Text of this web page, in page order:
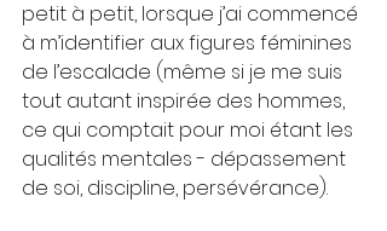
petit à petit, lorsque j’ai commencé
à m’identifier aux figures féminines
de l’escalade (même si je me suis
tout autant inspirée des hommes,
ce qui comptait pour moi étant les
qualités mentales - dépassement
de soi, discipline, persévérance).